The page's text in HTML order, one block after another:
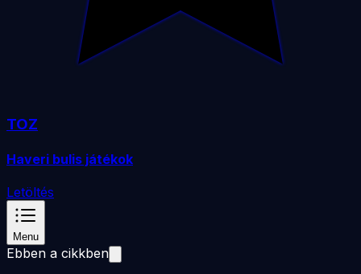
TOZ
Haveri bulis játékok
Letöltés
Menu
Ebben a cikkben